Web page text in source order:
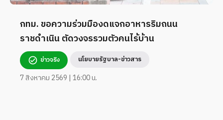
กทม. ขอความร่วมมืองดแจกอาหารริมถนน
ราชดำเนิน ตัดวงจรรวมตัวคนไร้บ้าน
ข่าวจริง นโยบายรัฐบาล-ข่าวสาร
7 สิงหาคม 2569 | 16:00 น.